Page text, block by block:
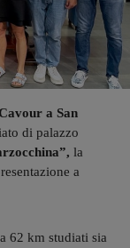
a San
di palazzo
la
a
62 km studiati sia